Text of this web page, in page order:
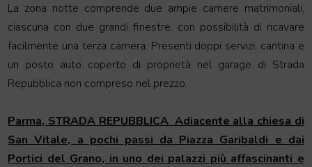
La zona notte comprende due ampie camere matrimoniali,
ciascuna con due grandi finestre, con possibilità di ricavare
facilmente una terza camera. Presenti doppi servizi, cantina e
un posto auto coperto di proprietà nel garage di Strada
Repubblica non compreso nel prezzo.
Parma, STRADA REPUBBLICA  Adiacente alla chiesa di
San Vitale, a pochi passi da Piazza Garibaldi e dai
Portici del Grano, in uno dei palazzi più affascinanti e